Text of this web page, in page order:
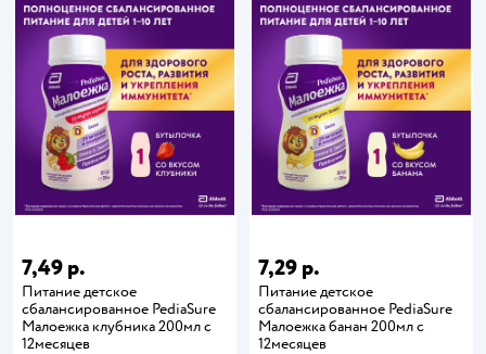
7,49 р.
Питание детское
сбалансированное PediaSure
Малоежка клубника 200мл с
12месяцев
7,29 р.
Питание детское
сбалансированное PediaSure
Малоежка банан 200мл с
12месяцев